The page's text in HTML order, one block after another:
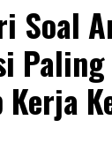
Soal